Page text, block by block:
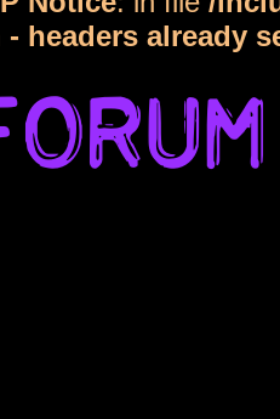
headers already